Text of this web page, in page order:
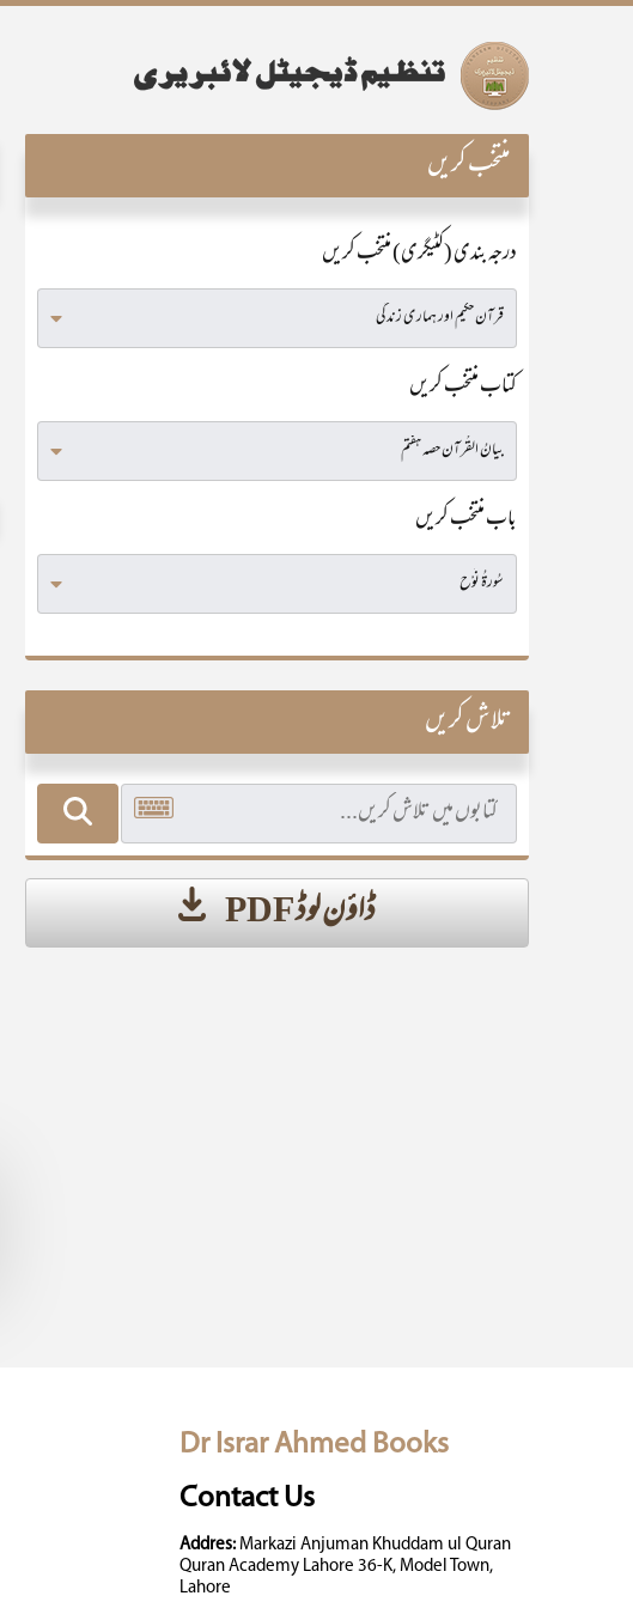
منتخب کریں
درجہ بندی (کٹیگری) منتخب کریں
کتاب منتخب کریں
باب منتخب کریں
تلاش کریں
ڈاؤن لوڈ PDF
Dr Israr Ahmed Books
Contact Us
Addres:Markazi Anjuman Khuddam ul Quran
Quran Academy Lahore 36-K, Model Town,
Lahore